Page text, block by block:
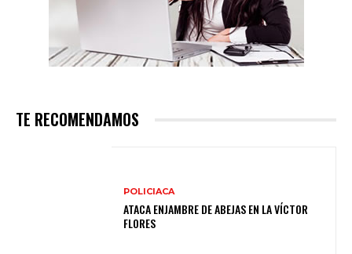
TE RECOMENDAMOS
POLICIACA
ATACA ENJAMBRE DE ABEJAS EN LA VÍCTOR
FLORES